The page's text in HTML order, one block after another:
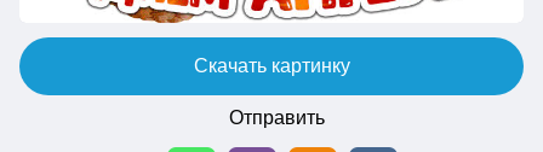
Скачать картинку
Отправить